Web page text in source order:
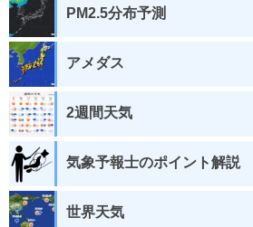
PM2.5分布予測
アメダス
2週間天気
気象予報士のポイント解説
世界天気